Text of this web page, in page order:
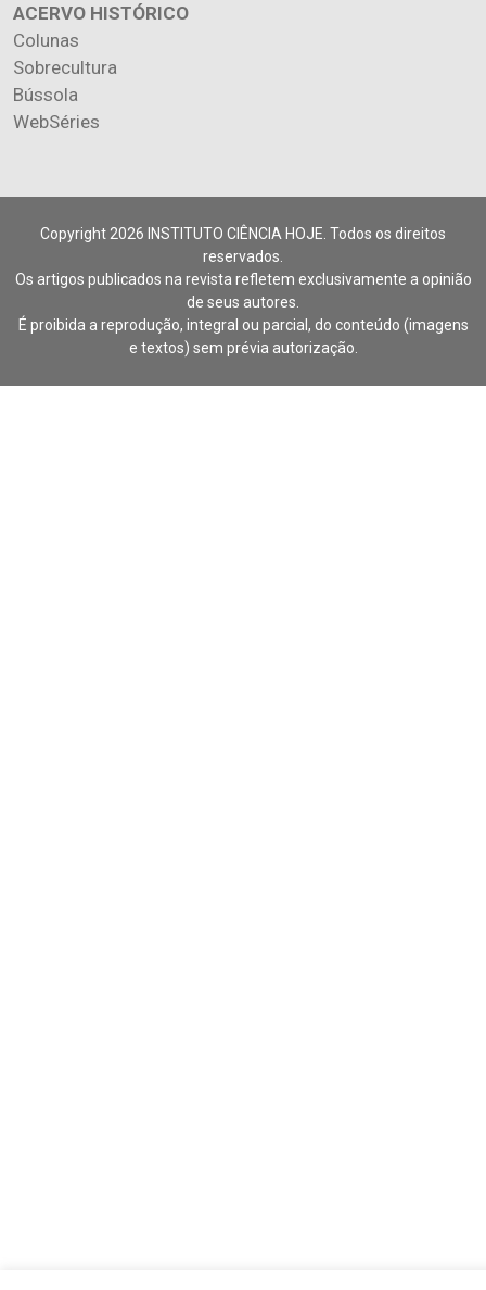
ACERVO HISTÓRICO
Colunas
Sobrecultura
Bússola
WebSéries
Copyright 2026 INSTITUTO CIÊNCIA HOJE. Todos os direitos
reservados.
Os artigos publicados na revista refletem exclusivamente a opinião
de seus autores.
É proibida a reprodução, integral ou parcial, do conteúdo (imagens
e textos) sem prévia autorização.